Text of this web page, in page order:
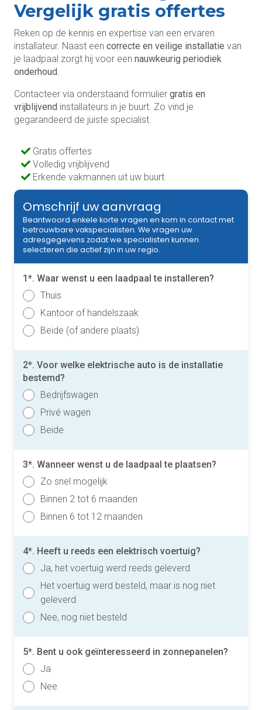
Vergelijk gratis offertes
Reken op de kennis en expertise van een ervaren
installateur. Naast een correcte en veilige installatie van
je laadpaal zorgt hij voor een nauwkeurig periodiek
onderhoud.
Contacteer via onderstaand formulier gratis en
vrijblijvend installateurs in je buurt. Zo vind je
gegarandeerd de juiste specialist.
Gratis offertes
Volledig vrijblijvend
Erkende vakmannen uit uw buurt
Omschrijf uw aanvraag
Beantwoord enkele korte vragen en kom in contact met
betrouwbare vakspecialisten. We vragen uw
adresgegevens zodat we specialisten kunnen
selecteren die actief zijn in uw regio.
1*. Waar wenst u een laadpaal te installeren?
Thuis
Kantoor of handelszaak
Beide (of andere plaats)
2*. Voor welke elektrische auto is de installatie
bestemd?
Bedrijfswagen
Privé wagen
Beide
3*. Wanneer wenst u de laadpaal te plaatsen?
Zo snel mogelijk
Binnen 2 tot 6 maanden
Binnen 6 tot 12 maanden
4*. Heeft u reeds een elektrisch voertuig?
Ja, het voertuig werd reeds geleverd
Het voertuig werd besteld, maar is nog niet
geleverd
Nee, nog niet besteld
5*. Bent u ook geïnteresseerd in zonnepanelen?
Ja
Nee